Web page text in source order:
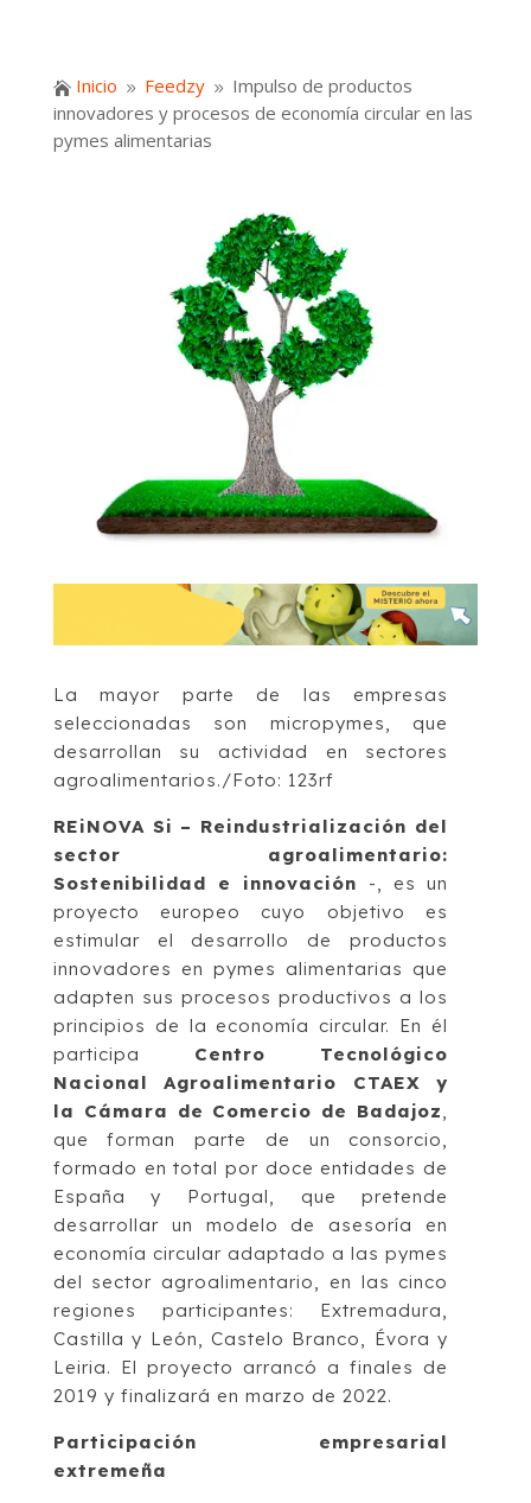
 Inicio 9 Feedzy 9 Impulso de productos
innovadores y procesos de economía circular en las
pymes alimentarias
La mayor parte de las empresas
seleccionadas son micropymes, que
desarrollan su actividad en sectores
agroalimentarios./Foto: 123rf
REiNOVA Si – Reindustrialización del
sector agroalimentario:
Sostenibilidad e innovación -, es un
proyecto europeo cuyo objetivo es
estimular el desarrollo de productos
innovadores en pymes alimentarias que
adapten sus procesos productivos a los
principios de la economía circular. En él
participa Centro Tecnológico
Nacional Agroalimentario CTAEX y
la Cámara de Comercio de Badajoz
que forman parte de un consorcio,
formado en total por doce entidades de
España y Portugal, que pretende
desarrollar un modelo de asesoría en
economía circular adaptado a las pymes
del sector agroalimentario, en las cinco
regiones participantes: Extremadura,
Castilla y León, Castelo Branco, Évora y
Leiria. El proyecto arrancó a finales de
2019 y finalizará en marzo de 2022.
Participación empresarial
extremeña